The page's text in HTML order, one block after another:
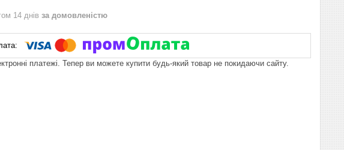
14 днів за домовленістю
платежі. Тепер ви можете купити будь-який товар не покидаючи сайту.